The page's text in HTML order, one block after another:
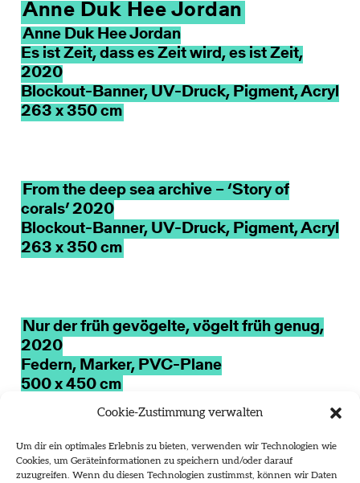
Cookie-Zustimmung verwalten
Um dir ein optimales Erlebnis zu bieten, verwenden wir Technologien wie
Cookies, um Geräteinformationen zu speichern und/oder darauf
zuzugreifen. Wenn du diesen Technologien zustimmst, können wir Daten
Anne Duk Hee Jordan
Anne Duk Hee Jordan
Es ist Zeit, dass es Zeit wird, es ist Zeit,
2020
Blockout-Banner, UV-Druck, Pigment, Acryl
263 x 350 cm
From the deep sea archive – ‘Story of
corals’ 2020
Blockout-Banner, UV-Druck, Pigment, Acryl
263 x 350 cm
Nur der früh gevögelte, vögelt früh genug,
2020
Federn, Marker, PVC-Plane
500 x 450 cm
Scroll down for the English version